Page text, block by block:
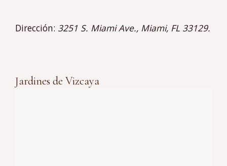
Dirección: 3251 S. Miami Ave., Miami, FL 33129.
Jardines de Vizcaya